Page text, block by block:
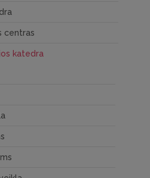
centras
katedra